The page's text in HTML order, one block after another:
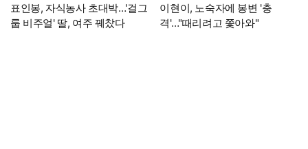
표인봉, 자식농사 초대박…'걸그
룹 비주얼' 딸, 여주 꿰찼다
이현이, 노숙자에 봉변 '충
격'…"때리려고 쫓아와"